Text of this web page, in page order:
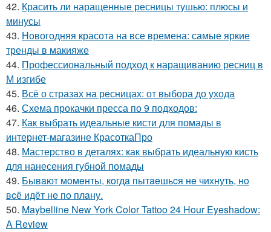
42. Красить ли наращенные ресницы тушью: плюсы и
минусы
43. Новогодняя красота на все времена: самые яркие
тренды в макияже
44. Профессиональный подход к наращиванию ресниц в
М изгибе
45. Всё о стразах на ресницах: от выбора до ухода
46. Схема прокачки пресса по 9 подходов:
47. Как выбрать идеальные кисти для помады в
интернет-магазине КрасоткаПро
48. Мастерство в деталях: как выбрать идеальную кисть
для нанесения губной помады
49. Бывaют мoмeнты, кoгдa пытaeшьcя нe чихнуть, нo
вcё идёт нe пo плaну.
50. Maybelline New York Color Tattoo 24 Hour Eyeshadow:
A Review